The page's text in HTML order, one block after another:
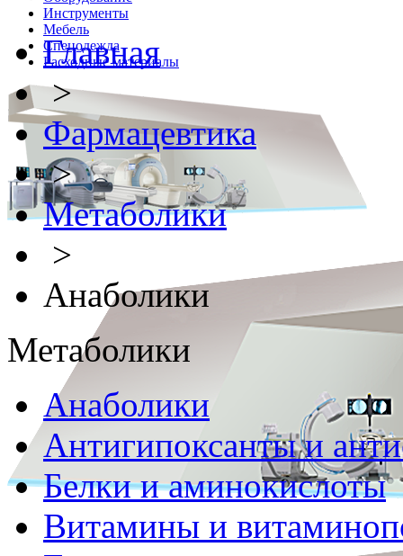
Инструменты
Мебель
Спецодежда
Расходные материалы
Главная
>
Фармацевтика
>
Метаболики
>
Анаболики
Метаболики
Анаболики
Антигипоксанты и
Белки и аминокислоты
Витамины и